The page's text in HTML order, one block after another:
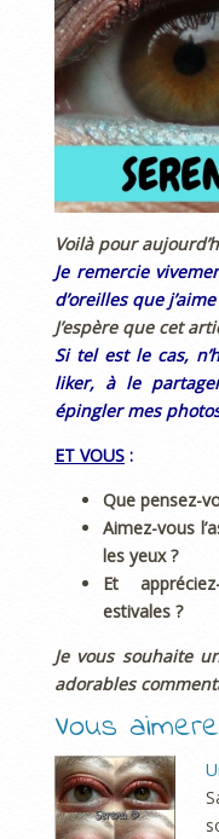
Voilà pour
Je remercie
d’oreilles que
J’espère que cet
Si tel est le cas,
liker, à le
épingler mes
ET VOUS :
Que pensez-
Aimez-vous
les yeux ?
Et
estivales ?
Je vous souhaite
adorables
Vous